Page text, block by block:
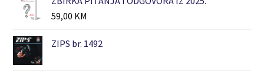
59,00 KM
ZIPS br. 1492